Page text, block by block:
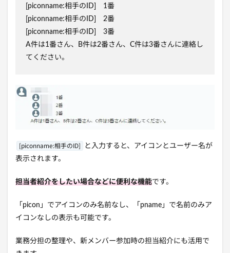
[piconname:相手のID] 1番
[piconname:相手のID] 2番
[piconname:相手のID] 3番
A件は1番さん、B件は2番さん、C件は3番さんに連絡し
てください。
[piconname:相手のID]
と入力すると、アイコンとユーザー名が
表示されます。
担当者紹介をしたい場合などに便利な機能です。
「picon」でアイコンのみ名前なし、「pname」で名前のみア
イコンなしの表示も可能です。
業務分担の整理や、新メンバー参加時の担当紹介にも活用で